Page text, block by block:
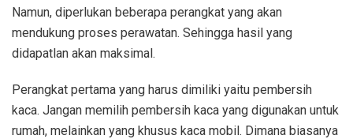
Namun, diperlukan beberapa perangkat yang akan
mendukung proses perawatan. Sehingga hasil yang
didapatlan akan maksimal.
Perangkat pertama yang harus dimiliki yaitu pembersih
kaca. Jangan memilih pembersih kaca yang digunakan untuk
rumah, melainkan yang khusus kaca mobil. Dimana biasanya